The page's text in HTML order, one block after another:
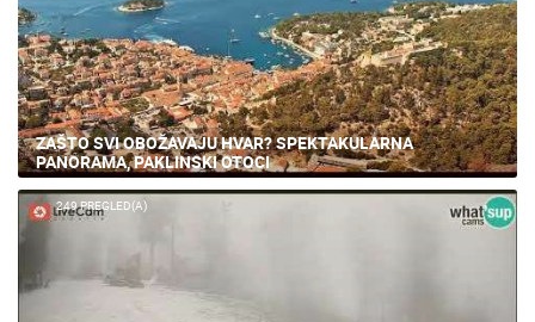
249 PREGLED(A)
SNJEŽNA OLUJA UPRAVO SADA NA SLJEMENU - LIVE CAM
CROATIA